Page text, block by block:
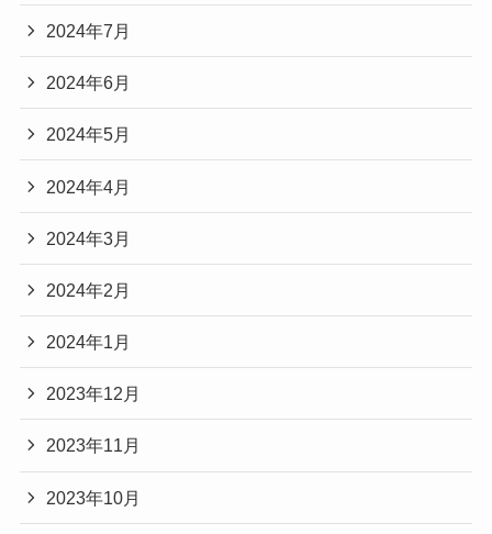
2024年7月
2024年6月
2024年5月
2024年4月
2024年3月
2024年2月
2024年1月
2023年12月
2023年11月
2023年10月